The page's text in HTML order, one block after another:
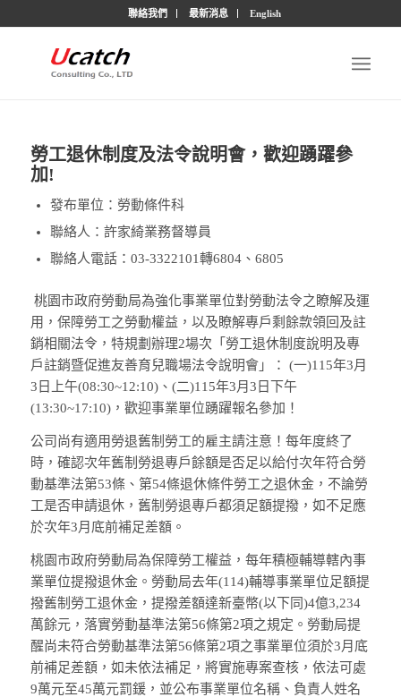
聯絡我們 最新消息 English
勞工退休制度及法令說明會，歡迎踴躍參
加!
發布單位：勞動條件科
聯絡人：許家綺業務督導員
聯絡人電話：03-3322101轉6804、6805
桃園市政府勞動局為強化事業單位對勞動法令之瞭解及運
用，保障勞工之勞動權益，以及瞭解專戶剩餘款領回及註
銷相關法令，特規劃辦理2場次「勞工退休制度說明及專
戶註銷暨促進友善育兒職場法令說明會」： (一)115年3月
3日上午(08:30~12:10)、(二)115年3月3日下午
(13:30~17:10)，歡迎事業單位踴躍報名參加！
公司尚有適用勞退舊制勞工的雇主請注意！每年度終了
時，確認次年舊制勞退專戶餘額是否足以給付次年符合勞
動基準法第53條、第54條退休條件勞工之退休金，不論勞
工是否申請退休，舊制勞退專戶都須足額提撥，如不足應
於次年3月底前補足差額。
桃園市政府勞動局為保障勞工權益，每年積極輔導轄內事
業單位提撥退休金。勞動局去年(114)輔導事業單位足額提
撥舊制勞工退休金，提撥差額達新臺幣(以下同)4億3,234
萬餘元，落實勞動基準法第56條第2項之規定。勞動局提
醒尚未符合勞動基準法第56條第2項之事業單位須於3月底
前補足差額，如未依法補足，將實施專案查核，依法可處
9萬元至45萬元罰鍰，並公布事業單位名稱、負責人姓名